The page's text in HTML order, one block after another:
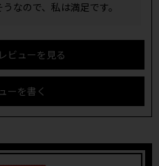
なので、私は満足です。
ビューを見る
ーを書く